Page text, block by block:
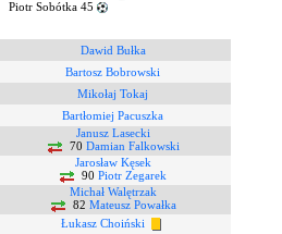
Piotr Sobótka 45
Dawid Bułka
Bartosz Bobrowski
Mikołaj Tokaj
Bartłomiej Pacuszka
Janusz Lasecki
70 Damian Falkowski
Jarosław Kęsek
90 Piotr Zegarek
Michał Walętrzak
82 Mateusz Powałka
Łukasz Choiński